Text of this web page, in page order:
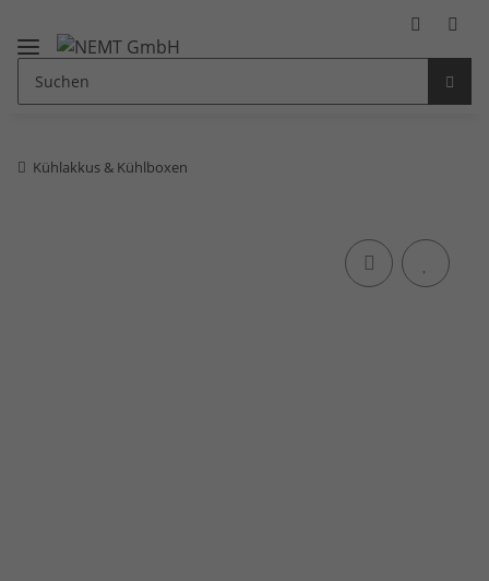
Kühlakkus & Kühlboxen